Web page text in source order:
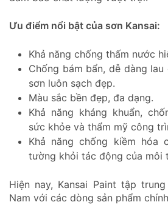
Ưu điểm nổi bật của sơn Kansai:
Khả năng chống thấm nước
Chống bám bẩn, dễ dàng
sơn luôn sạch đẹp.
Màu sắc bền đẹp, đa dạng.
Khả năng kháng khuẩn,
sức khỏe và thẩm mỹ công
Khả năng chống kiềm hóa
tường khỏi tác động của môi
Hiện nay, Kansai Paint tập
Nam với các dòng sản phẩm